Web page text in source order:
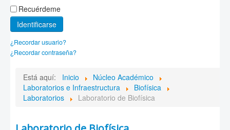
Recuérdeme
Identificarse
¿Recordar usuario?
¿Recordar contraseña?
Está aquí: Inicio
Núcleo Académico
Laboratorios e Infraestructura
Biofísica
Laboratorios
Laboratorio de Biofísica